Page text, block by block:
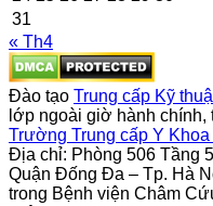
31
« Th4
Đào tạo Trung cấp Kỹ
lớp ngoài giờ hành chính,
Trường Trung cấp Y Khoa
Địa chỉ: Phòng 506 Tầng
Quận Đống Đa – Tp. Hà
trong Bệnh viện Châm